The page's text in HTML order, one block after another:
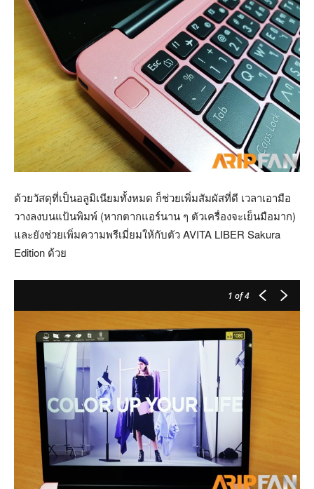
ด้วยวัสดุที่เป็นอลูมิเนียมทั้งหมด ก็ช่วยเพิ่มสัมผัสที่ดี เวลาเอามือ
วางลงบนแป้นพิมพ์ (หากตากแอร์นาน ๆ ตัวเครื่องจะเย็นมือมาก)
และยังช่วยเพิ่มความพรีเมี่ยมให้กับตัว AVITA LIBER Sakura
Edition ด้วย
1 of 4